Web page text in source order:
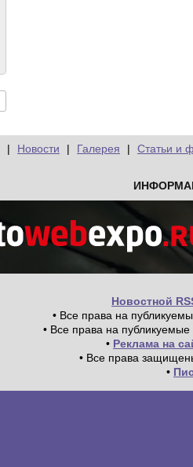
| Новости | Галерея | Статьи и
Новостной
• Все права на
• Все права на
• Реклама на
• Все права
•